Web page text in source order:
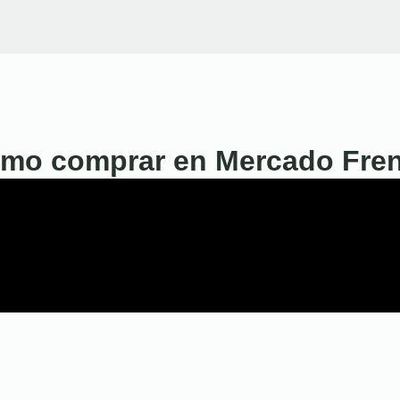
comprar en Mercado